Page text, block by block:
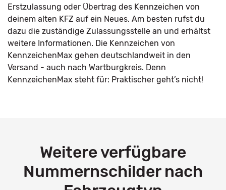
Erstzulassung oder Übertrag des Kennzeichen von
deinem alten KFZ auf ein Neues. Am besten rufst du
dazu die zuständige Zulassungsstelle an und erhältst
weitere Informationen. Die Kennzeichen von
KennzeichenMax gehen deutschlandweit in den
Versand - auch nach Wartburgkreis. Denn
KennzeichenMax steht für: Praktischer geht’s nicht!
Weitere verfügbare
Nummernschilder nach